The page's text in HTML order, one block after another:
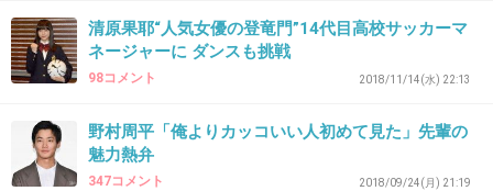
共演者を虐めたり、何様って感じで嫌い。
清原果耶“人気女優の登竜門”14代目高校サッカーマ
ネージャーに ダンスも挑戦
98コメント 2018/11/14(水) 22:13
野村周平「俺よりカッコいい人初めて見た」先輩の
魅力熱弁
347コメント 2018/09/24(月) 21:19